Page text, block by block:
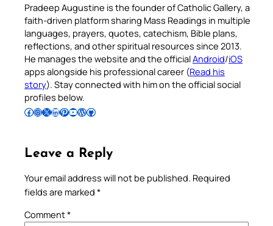
Pradeep Augustine is the founder of Catholic Gallery, a
faith-driven platform sharing Mass Readings in multiple
languages, prayers, quotes, catechism, Bible plans,
reflections, and other spiritual resources since 2013.
He manages the website and the officialAndroid/iOS
apps alongside his professional career (Read his
story). Stay connected with him on the official social
profiles below.
Follow Pradeep on Facebook Follow Pradeep on InstagramFollow Pradeep on X Follow Pradeep on LinkedIn Follow Pradeep on Pinterest Subscribe to Pradeep’s Youtube Channel Follow Pradeep on WordPress Follow Pradeep on GitHub
Leave a Reply
Your email address will not be published. Required
fields are marked *
Comment*